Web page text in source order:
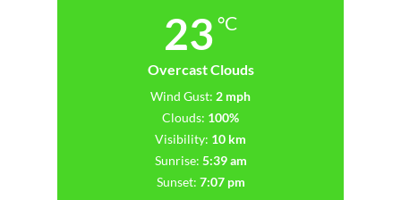
23 °C
Overcast Clouds
Wind Gust: 2 mph
Clouds: 100%
Visibility: 10 km
Sunrise: 5:39 am
Sunset: 7:07 pm